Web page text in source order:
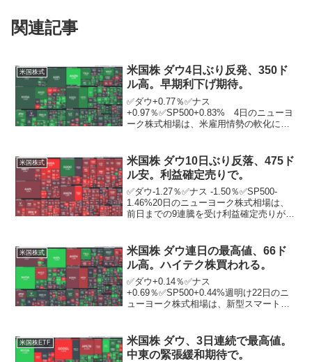
関連記事
米国株式
米国株 ダウ4日ぶり反発、350ド
ル高。早期利下げ期待。
✅ダウ+0.77％✅ナス
+0.97％✅SP500+0.83% 4日のニューヨ
ーク株式相場は、米雇用情勢の軟化に伴
方発表した8月の全米雇用報告は、非農業
部門の民間就業...
米国株式
米国株 ダウ10日ぶり反落、475ド
ル安。利益確定売りで。
✅ダウ-1.27％✅ナス -1.50％✅SP500-
1.46%20日のニューヨーク株式相場は、
前日までの9連騰を受け利益確定売りが広
この日も昼過ぎにかけてじわじわと...
米国株式
米国株 ダウ連日の最高値、66ド
ル高。ハイテク株買われる。
✅ダウ+0.14％✅ナス
+0.69％✅SP500+0.44%週明け22日のニ
ューヨーク株式相場は、新型スマートフ
日続伸。ダウは、3日連続で史上最高値を
更新して引けた...
米国株ETF
米国株 ダウ、3日連続で最高値。
中東の緊張緩和期待で。